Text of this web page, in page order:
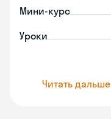
Мини-курс
Уроки
Читать дальше